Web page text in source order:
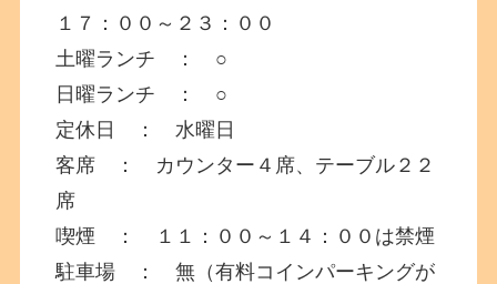
１７：００～２３：００
土曜ランチ ： ○
日曜ランチ ： ○
定休日 ： 水曜日
客席 ： カウンター４席、テーブル２２
席
喫煙 ： １１：００～１４：００は禁煙
駐車場 ： 無（有料コインパーキングが